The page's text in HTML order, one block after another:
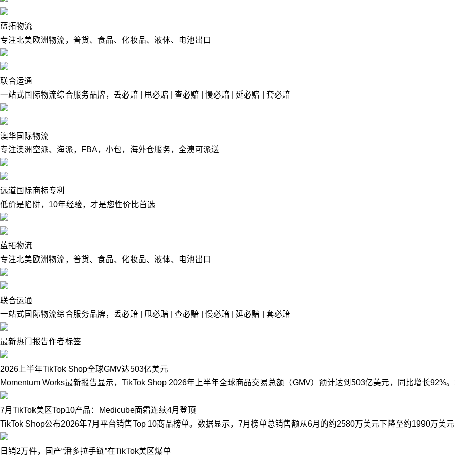
蓝拓物流
专注北美欧洲物流，普货、食品、化妆品、液体、电池出口
联合运通
一站式国际物流综合服务品牌，丢必赔 | 甩必赔 | 查必赔 | 慢必赔 | 延必赔 | 套必赔
澳华国际物流
专注澳洲空派、海派，FBA，小包，海外仓服务，全澳可派送
远道国际商标专利
低价是陷阱，10年经验，才是您性价比首选
蓝拓物流
专注北美欧洲物流，普货、食品、化妆品、液体、电池出口
联合运通
一站式国际物流综合服务品牌，丢必赔 | 甩必赔 | 查必赔 | 慢必赔 | 延必赔 | 套必赔
最新热门 报告作者标签
2026上半年TikTok Shop全球GMV达503亿美元
Momentum Works最新报告显示，TikTok Shop 2026年上半年全球商品交易总额（GMV）预计达到503亿美元，同比增长92%
7月TikTok美区Top10产品：Medicube面霜连续4月登顶
TikTok Shop公布2026年7月平台销售Top 10商品榜单。数据显示，7月榜单总销售额从6月的约2580万美元下降至约1990万美
日销2万件，国产“潘多拉手链”在TikTok美区爆单